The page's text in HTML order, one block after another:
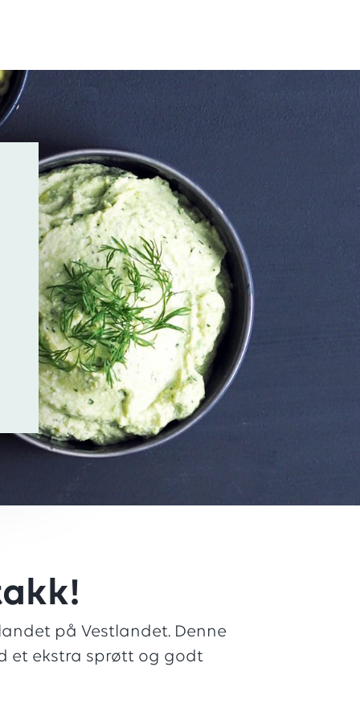
på Vestlandet. Denne
et ekstra sprøtt og godt